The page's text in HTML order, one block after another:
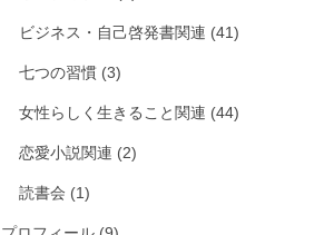
ビジネス・自己啓発書関連 (41)
七つの習慣 (3)
女性らしく生きること関連 (44)
恋愛小説関連 (2)
読書会 (1)